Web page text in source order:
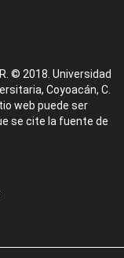
© 2018. Universidad
Coyoacán, C.
web puede ser
se cite la fuente de